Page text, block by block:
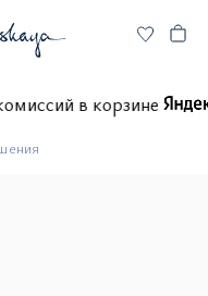
комиссий в корзине